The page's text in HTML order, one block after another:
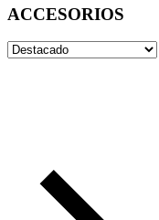
ACCESORIOS